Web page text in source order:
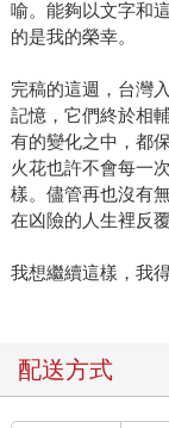
喻。能夠以文字和
的是我的榮幸。
完稿的這週，台灣
記憶，它們終於相
有的變化之中，都
火花也許不會每一
樣。儘管再也沒有
在凶險的人生裡反
我想繼續這樣，我
配送方式